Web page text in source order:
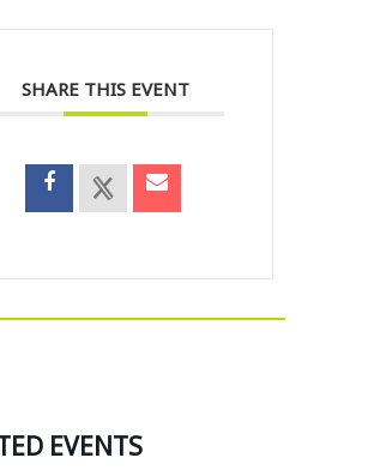
SHARE THIS EVENT
EVENTS